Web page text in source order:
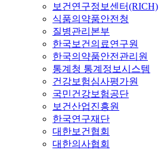
보건연구정보센터(RICH)
식품의약품안전청
질병관리본부
한국보건의료연구원
한국의약품안전관리원
통계청 통계정보시스템
건강보험심사평가원
국민건강보험공단
보건산업진흥원
한국연구재단
대한보건협회
대한의사협회